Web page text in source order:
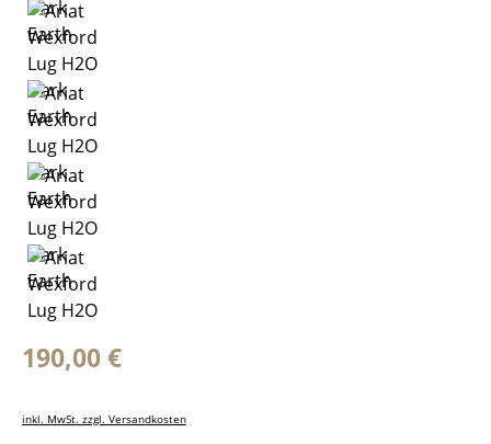
Regulärer Preis:
190,00 €
inkl. MwSt. zzgl. Versandkosten